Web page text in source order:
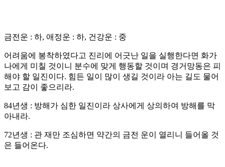
금전운 : 하, 애정운 : 하, 건강운 : 중
어려움에 봉착하였다고 진리에 어긋난 일을 실행한다면 화가
나에게 미칠 것이니 분수에 맞게 행동할 것이며 경거망동은 피
해야 할 일진이다. 힘든 일이 많이 생길 것이라 아는 길도 물어
보고 감이 좋으리라.
84년생 : 방해가 심한 일진이라 상사에게 상의하여 방해를 막
아내라.
72년생 : 관 재만 조심하면 약간의 금전 운이 열리니 들어올 것
은 들어온다.